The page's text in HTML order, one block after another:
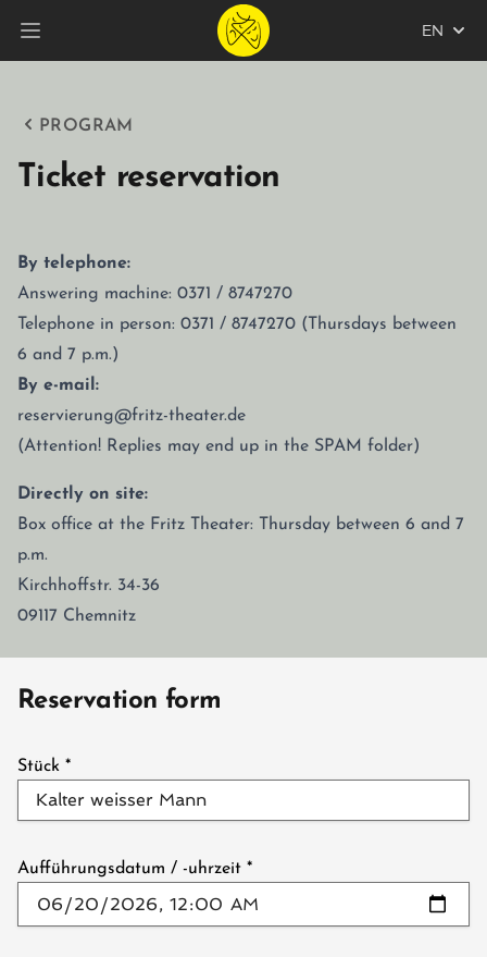
Open main menu
EN
PROGRAM
Ticket reservation
By telephone:
Answering machine: 0371 / 8747270
Telephone in person: 0371 / 8747270 (Thursdays between
6 and 7 p.m.)
By e-mail:
reservierung@fritz-theater.de
(Attention! Replies may end up in the SPAM folder)
Directly on site:
Box office at the Fritz Theater: Thursday between 6 and 7
p.m.
Kirchhoffstr. 34-36
09117 Chemnitz
Reservation form
Stück *
Aufführungsdatum / -uhrzeit *